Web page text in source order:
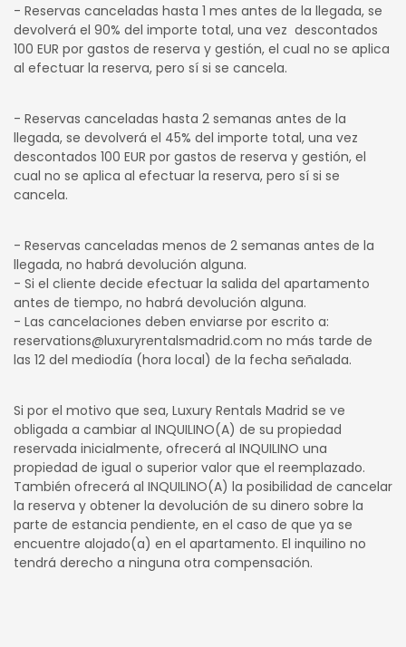
- Reservas canceladas hasta 1 mes antes de la llegada, se
devolverá el 90% del importe total, una vez descontados
100 EUR por gastos de reserva y gestión, el cual no se aplica
al efectuar la reserva, pero sí si se cancela.
- Reservas canceladas hasta 2 semanas antes de la
llegada, se devolverá el 45% del importe total, una vez
descontados 100 EUR por gastos de reserva y gestión, el
cual no se aplica al efectuar la reserva, pero sí si se
cancela.
- Reservas canceladas menos de 2 semanas antes de la
llegada, no habrá devolución alguna.
- Si el cliente decide efectuar la salida del apartamento
antes de tiempo, no habrá devolución alguna.
- Las cancelaciones deben enviarse por escrito a:
reservations@luxuryrentalsmadrid.com no más tarde de
las 12 del mediodía (hora local) de la fecha señalada.
Si por el motivo que sea, Luxury Rentals Madrid se ve
obligada a cambiar al INQUILINO(A) de su propiedad
reservada inicialmente, ofrecerá al INQUILINO una
propiedad de igual o superior valor que el reemplazado.
También ofrecerá al INQUILINO(A) la posibilidad de cancelar
la reserva y obtener la devolución de su dinero sobre la
parte de estancia pendiente, en el caso de que ya se
encuentre alojado(a) en el apartamento. El inquilino no
tendrá derecho a ninguna otra compensación.